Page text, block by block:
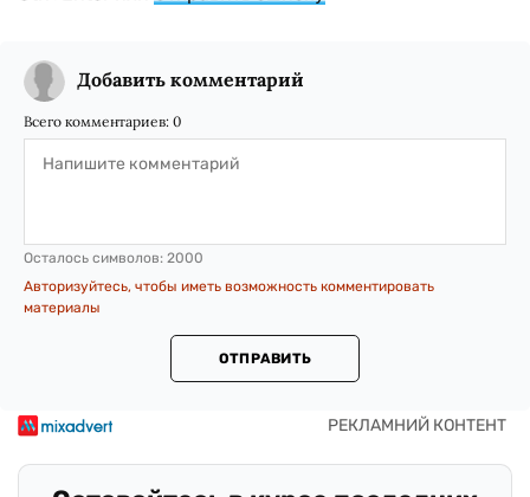
Добавить комментарий
Всего комментариев: 0
Осталось символов: 2000
Авторизуйтесь, чтобы иметь возможность комментировать
материалы
ОТПРАВИТЬ